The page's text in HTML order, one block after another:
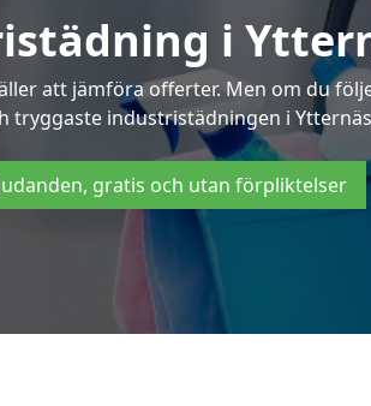
i
att jämföra offerter. Men om du
tryggaste industristädningen i
gratis och utan förpliktelser